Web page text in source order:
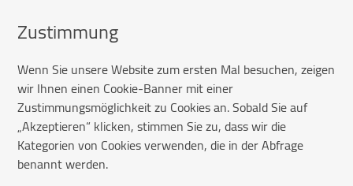
Zustimmung
Wenn Sie unsere Website zum ersten Mal besuchen, zeigen
wir Ihnen einen Cookie-Banner mit einer
Zustimmungsmöglichkeit zu Cookies an. Sobald Sie auf
„Akzeptieren“ klicken, stimmen Sie zu, dass wir die
Kategorien von Cookies verwenden, die in der Abfrage
benannt werden.